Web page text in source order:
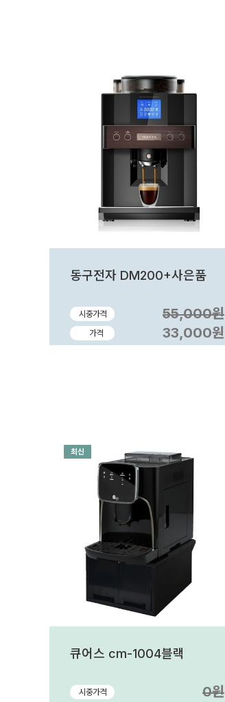
동구전자 DM200+사은품
시중가격 55,000원
가격 33,000원
큐어스 cm-1004블랙
시중가격 0원
최신